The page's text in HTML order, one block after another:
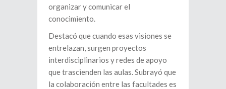
organizar y comunicar el
conocimiento.
Destacó que cuando esas visiones se
entrelazan, surgen proyectos
interdisciplinarios y redes de apoyo
que trascienden las aulas. Subrayó que
la colaboración entre las facultades es